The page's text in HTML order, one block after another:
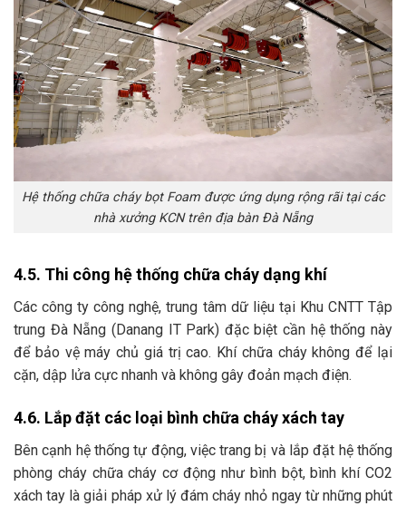
Hệ thống chữa cháy bọt Foam được ứng dụng rộng rãi tại các
nhà xưởng KCN trên địa bàn Đà Nẵng
4.5. Thi công hệ thống chữa cháy dạng khí
Các công ty công nghệ, trung tâm dữ liệu tại Khu CNTT Tập
trung Đà Nẵng (Danang IT Park) đặc biệt cần hệ thống này
để bảo vệ máy chủ giá trị cao. Khí chữa cháy không để lại
cặn, dập lửa cực nhanh và không gây đoản mạch điện.
4.6. Lắp đặt các loại bình chữa cháy xách tay
Bên cạnh hệ thống tự động, việc trang bị và lắp đặt hệ thống
phòng cháy chữa cháy cơ động như bình bột, bình khí CO2
xách tay là giải pháp xử lý đám cháy nhỏ ngay từ những phút